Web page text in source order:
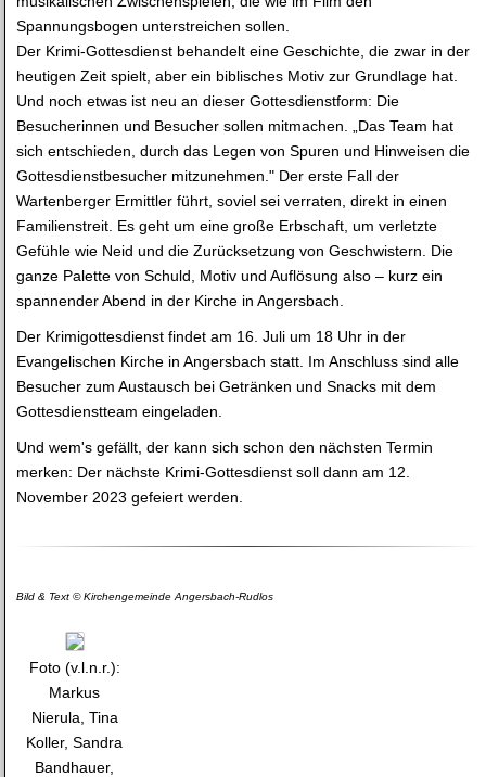
Spannungsbogen unterstreichen sollen.
Der Krimi-Gottesdienst behandelt eine Geschichte, die zwar in der
heutigen Zeit spielt, aber ein biblisches Motiv zur Grundlage hat.
Und noch etwas ist neu an dieser Gottesdienstform: Die
Besucherinnen und Besucher sollen mitmachen. „Das Team hat
sich entschieden, durch das Legen von Spuren und Hinweisen die
Gottesdienstbesucher mitzunehmen." Der erste Fall der
Wartenberger Ermittler führt, soviel sei verraten, direkt in einen
Familienstreit. Es geht um eine große Erbschaft, um verletzte
Gefühle wie Neid und die Zurücksetzung von Geschwistern. Die
ganze Palette von Schuld, Motiv und Auflösung also – kurz ein
spannender Abend in der Kirche in Angersbach.
Der Krimigottesdienst findet am 16. Juli um 18 Uhr in der
Evangelischen Kirche in Angersbach statt. Im Anschluss sind alle
Besucher zum Austausch bei Getränken und Snacks mit dem
Gottesdienstteam eingeladen.
Und wem's gefällt, der kann sich schon den nächsten Termin
merken: Der nächste Krimi-Gottesdienst soll dann am 12.
November 2023 gefeiert werden.
Bild & Text © Kirchengemeinde Angersbach-Rudlos
Foto (v.l.n.r.):
Markus
Nierula, Tina
Koller, Sandra
Bandhauer,